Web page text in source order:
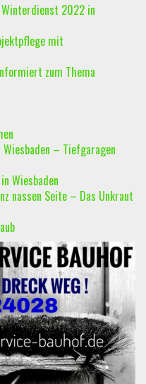
2022 in
mit
zum Thema
– Tiefgaragen
Wiesbaden
nassen Seite – Das Unkraut